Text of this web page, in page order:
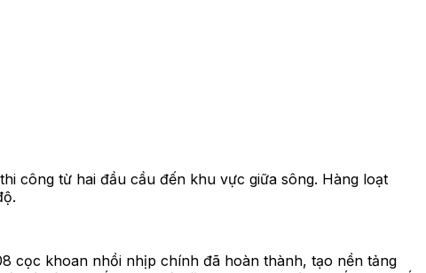
công từ hai đầu cầu đến khu vực giữa sông. Hàng loạt
cọc khoan nhồi nhịp chính đã hoàn thành, tạo nền tảng